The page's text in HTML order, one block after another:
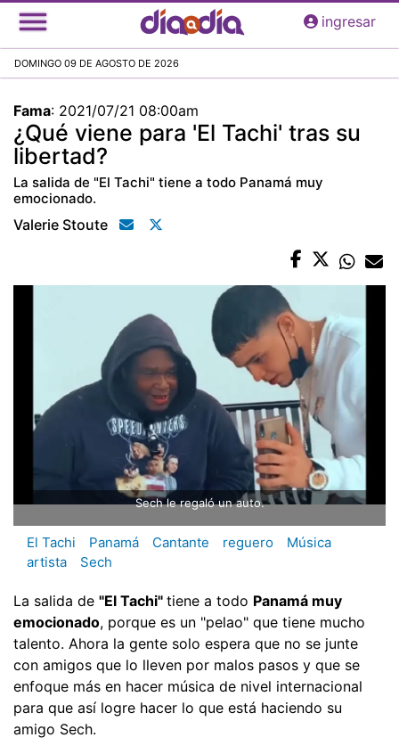
Pasar
al
principal
ingresar
DOMINGO 09 DE AGOSTO DE 2026
Fama: 2021/07/21 08:00am
¿Qué viene para 'El Tachi' tras su
libertad?
La salida de "El Tachi" tiene a todo Panamá muy
emocionado.
Valerie Stoute
Sech le regaló un auto.
El Tachi Panamá Cantante reguero
Música
artista
Sech
La salida de "El Tachi" tiene a todo Panamá muy
emocionado, porque es un "pelao" que tiene mucho
talento. Ahora la gente solo espera que no se junte
con amigos que lo lleven por malos pasos y que se
enfoque más en hacer música de nivel internacional
para que así logre hacer lo que está haciendo su
amigo Sech.